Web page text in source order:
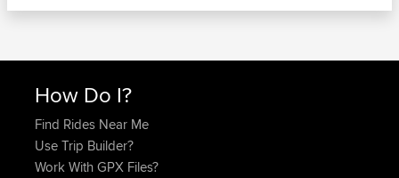
How Do I?
Find Rides Near Me
Use Trip Builder?
Work With GPX Files?